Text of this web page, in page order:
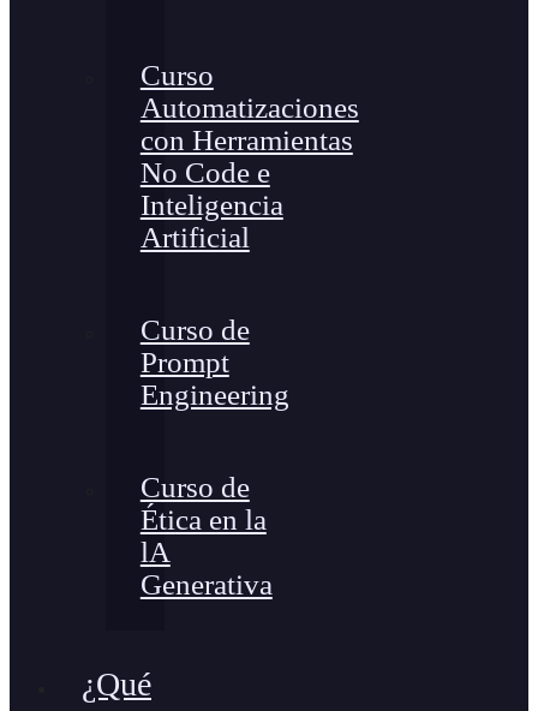
Curso
Automatizaciones
con Herramientas
No Code e
Inteligencia
Artificial
Curso de
Prompt
Engineering
Curso de
Ética en la
lA
Generativa
¿Qué